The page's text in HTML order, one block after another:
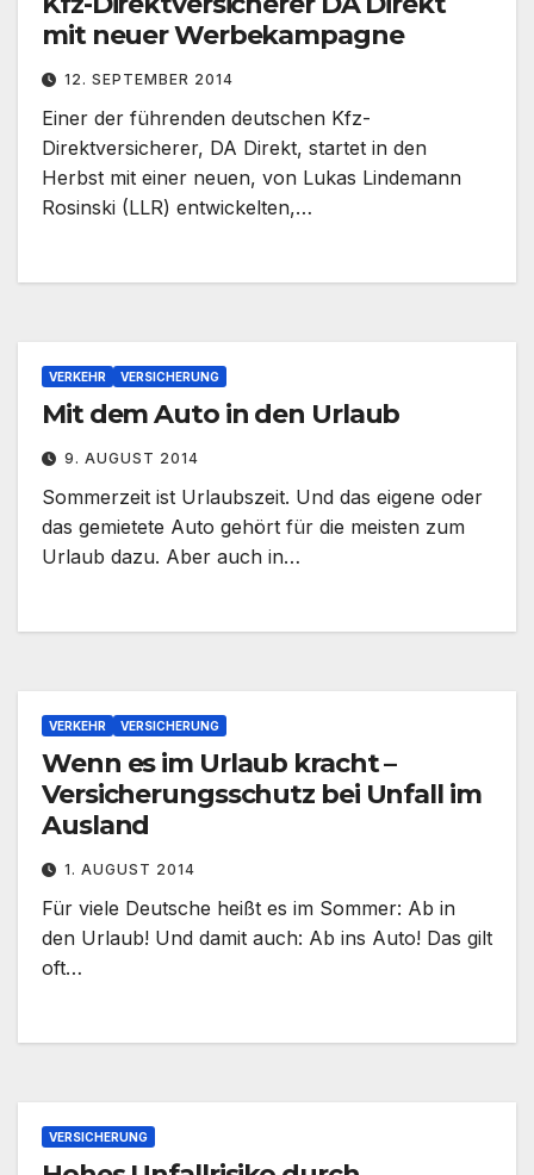
mit neuer Werbekampagne
12. SEPTEMBER 2014
Einer der führenden deutschen Kfz-
Direktversicherer, DA Direkt, startet in den
Herbst mit einer neuen, von Lukas Lindemann
Rosinski (LLR) entwickelten,…
VERKEHR VERSICHERUNG
Mit dem Auto in den Urlaub
9. AUGUST 2014
Sommerzeit ist Urlaubszeit. Und das eigene oder
das gemietete Auto gehört für die meisten zum
Urlaub dazu. Aber auch in…
VERKEHR VERSICHERUNG
Wenn es im Urlaub kracht –
Versicherungsschutz bei Unfall im
Ausland
1. AUGUST 2014
Für viele Deutsche heißt es im Sommer: Ab in
den Urlaub! Und damit auch: Ab ins Auto! Das gilt
oft…
VERSICHERUNG